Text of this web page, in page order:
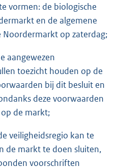
vormen: de biologische
en de algemene
op zaterdag;
aangewezen
toezicht houden op de
bij dit besluit en
deze voorwaarden
de markt;
veiligheidsregio kan te
de markt te doen sluiten,
voorschriften